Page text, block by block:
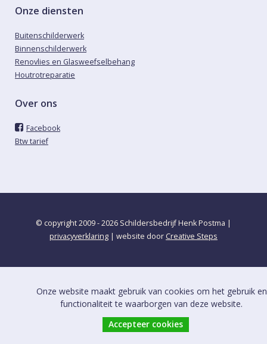
Onze diensten
Buitenschilderwerk
Binnenschilderwerk
Renovlies en Glasweefselbehang
Houtrotreparatie
Over ons
Facebook
Btw tarief
© copyright 2009 - 2026 Schildersbedrijf Henk Postma |
privacyverklaring | website door Creative Steps
Onze website maakt gebruik van cookies om het gebruik en
functionaliteit te waarborgen van deze website.
Accepteer cookies